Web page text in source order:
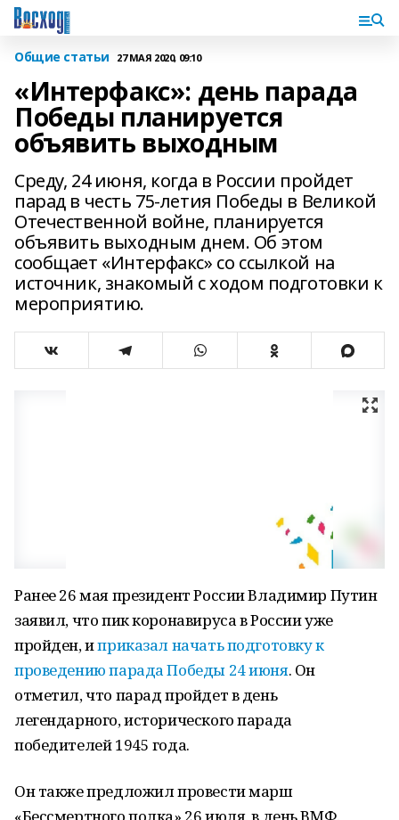
Общие статьи 27 МАЯ 2020, 09:10
«Интерфакс»: день парада
Победы планируется
объявить выходным
Среду, 24 июня, когда в России пройдет
парад в честь 75-летия Победы в Великой
Отечественной войне, планируется
объявить выходным днем. Об этом
сообщает «Интерфакс» со ссылкой на
источник, знакомый с ходом подготовки к
мероприятию.
Ранее 26 мая президент России Владимир Путин
заявил, что пик коронавируса в России уже
пройден, иприказал начать подготовку к
проведению парада Победы 24 июня. Он
отметил, что парад пройдет в день
легендарного, исторического парада
победителей 1945 года.
Он также предложил провести марш